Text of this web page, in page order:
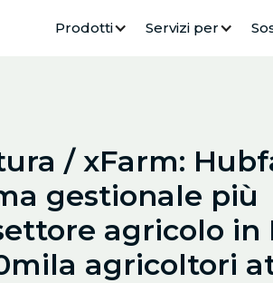
Prodotti Servizi per
/ xFarm:
gestionale più
agricolo in
agricoltori